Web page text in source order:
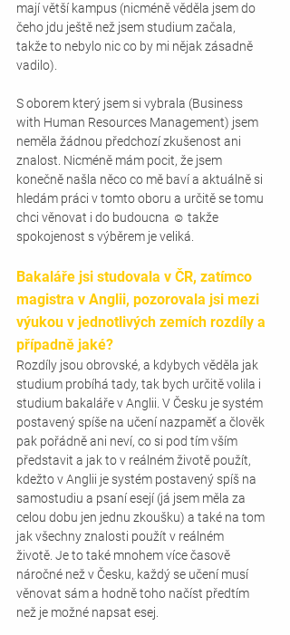
mají větší kampus (nicméně věděla jsem do
čeho jdu ještě než jsem studium začala,
takže to nebylo nic co by mi nějak zásadně
vadilo).
S oborem který jsem si vybrala (Business
with Human Resources Management) jsem
neměla žádnou předchozí zkušenost ani
znalost. Nicméně mám pocit, že jsem
konečně našla něco co mě baví a aktuálně si
hledám práci v tomto oboru a určitě se tomu
chci věnovat i do budoucna ☺ takže
spokojenost s výběrem je veliká.
Bakaláře jsi studovala v ČR, zatímco
magistra v Anglii, pozorovala jsi mezi
výukou v jednotlivých zemích rozdíly a
případně jaké?
Rozdíly jsou obrovské, a kdybych věděla jak
studium probíhá tady, tak bych určitě volila i
studium bakaláře v Anglii. V Česku je systém
postavený spíše na učení nazpaměť a člověk
pak pořádně ani neví, co si pod tím vším
představit a jak to v reálném životě použít,
kdežto v Anglii je systém postavený spíš na
samostudiu a psaní esejí (já jsem měla za
celou dobu jen jednu zkoušku) a také na tom
jak všechny znalosti použít v reálném
životě. Je to také mnohem více časově
náročné než v Česku, každý se učení musí
věnovat sám a hodně toho načíst předtím
než je možné napsat esej.